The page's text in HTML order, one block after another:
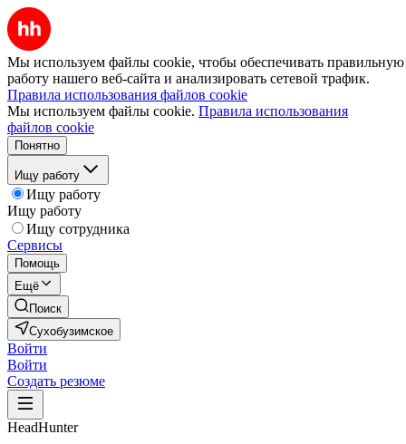
Мы используем файлы cookie, чтобы обеспечивать правильную
работу нашего веб-сайта и анализировать сетевой трафик.
Правила использования файлов cookie
Мы используем файлы cookie. Правила использования
файлов cookie
Понятно
Ищу работу
Ищу работу
Ищу работу
Ищу сотрудника
Сервисы
Помощь
Ещё
Поиск
Сухобузимское
Войти
Войти
Создать резюме
HeadHunter